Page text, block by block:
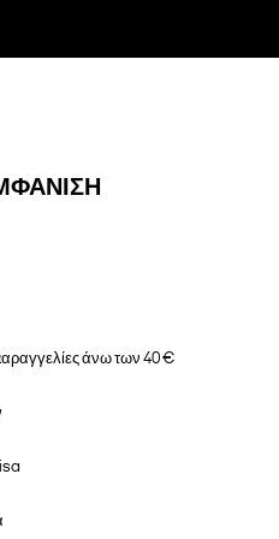
άνω των 40 €